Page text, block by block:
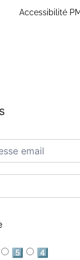
Accessibilité
5️⃣
4️⃣